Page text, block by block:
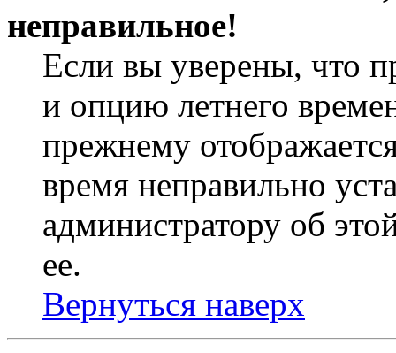
неправильное!
Если вы уверены, что
и опцию летнего
прежнему
время неправильно
администратору об
ее.
Вернуться наверх